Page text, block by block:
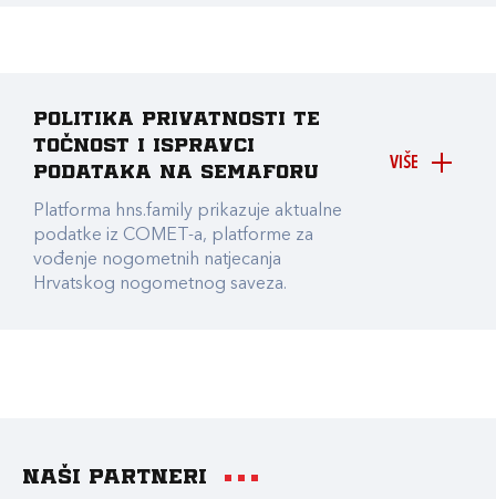
VIŠE
Politika privatnosti te
točnost i ispravci
podataka na Semaforu
Platforma hns.family prikazuje aktualne
podatke iz COMET-a, platforme za
vođenje nogometnih natjecanja
Hrvatskog nogometnog saveza.
Naši partneri